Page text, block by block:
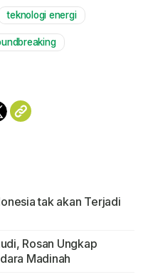
teknologi energi
tak akan Terjadi
Rosan Ungkap
Madinah